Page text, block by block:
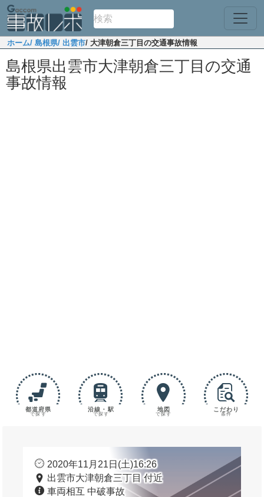
ホーム/ 島根県/ 出雲市/ 大津朝倉三丁目の交通事故情報
島根県出雲市大津朝倉三丁目の交通
事故情報
都道府県
で探す
沿線・駅
で探す
地図
で探す
こだわり
条件
2020年11月21日(土)16:26
出雲市大津朝倉三丁目 付近
車両相互 中破事故